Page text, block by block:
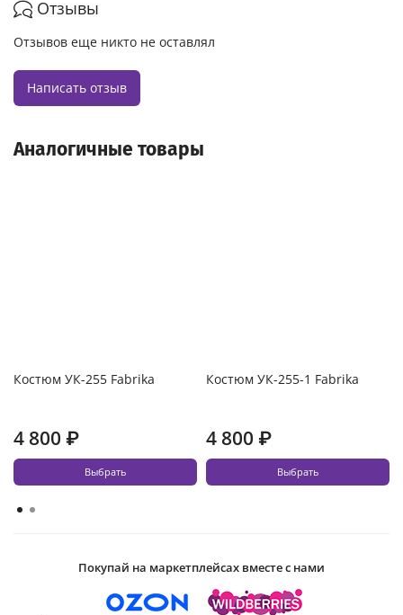
Отзывы
Отзывов еще никто не оставлял
Написать отзыв
Аналогичные товары
Костюм УК-255 Fabrika
4 800 ₽
Выбрать
Костюм УК-255-1 Fabrika
4 800 ₽
Выбрать
Покупай на маркетплейсах вместе с нами